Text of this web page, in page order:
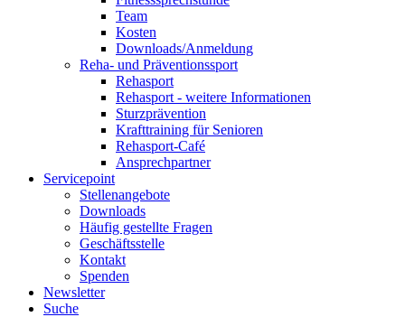
Team
Kosten
Downloads/Anmeldung
Reha- und Präventionssport
Rehasport
Rehasport - weitere Informationen
Sturzprävention
Krafttraining für Senioren
Rehasport-Café
Ansprechpartner
Servicepoint
Stellenangebote
Downloads
Häufig gestellte Fragen
Geschäftsstelle
Kontakt
Spenden
Newsletter
Suche